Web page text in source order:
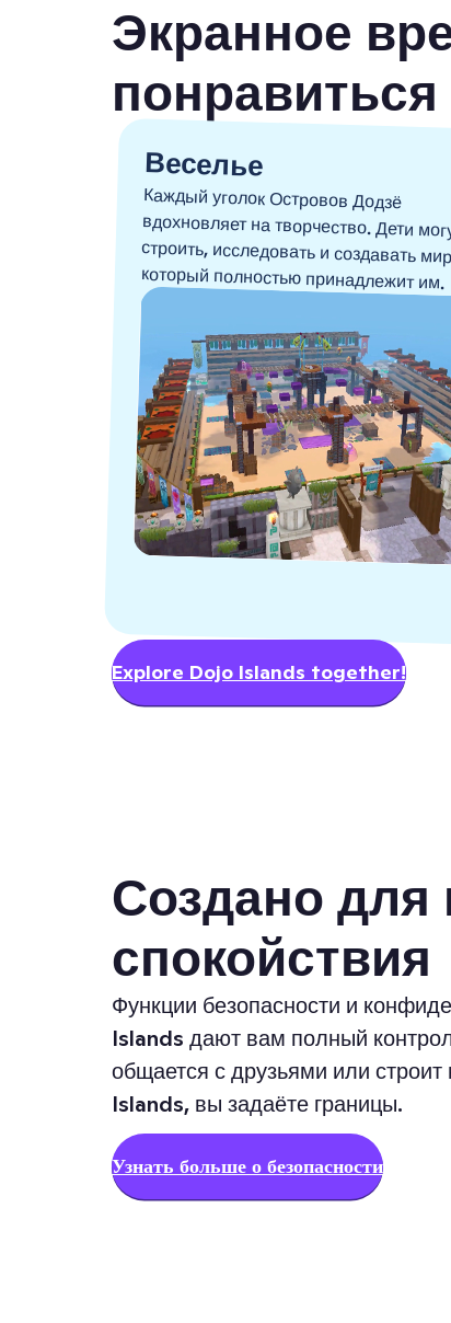
Экранное
понравиться
Веселье
Каждый уголок Островов Додзё
вдохновляет на творчество. Дети могут
строить, исследовать и создавать мир,
который полностью принадлежит им.
Explore Dojo Islands together!
Создано для
спокойствия
Функции безопасности и
Islands дают вам полный
общается с друзьями или
Islands, вы задаёте границы.
Узнать больше о безопасности